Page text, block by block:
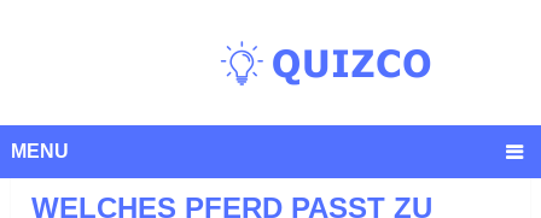
MENU
WELCHES PFERD PASST ZU